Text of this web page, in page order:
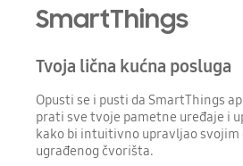
SmartThings
Tvoja lična kućna posluga
Opusti se i pusti da SmartThings
prati sve tvoje pametne uređaje i
kako bi intuitivno upravljao svojim
ugrađenog čvorišta.